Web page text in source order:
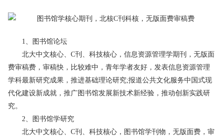
1、图书馆论坛
北大中文核心、C刊、科技核心，信息资源管理学期刊，无版面
费审稿费，审稿快，比较难中，青年学者友好，发表信息资源管理
学科最新研究成果，推进基础理论研究;报道公共文化服务中国式现
代化建设新成就，推广图书馆发展新技术新经验，推动创新实践研
究。
2、图书馆学研究
北大中文核心、C刊、科技核心，图书馆学刊物，无版面费，审